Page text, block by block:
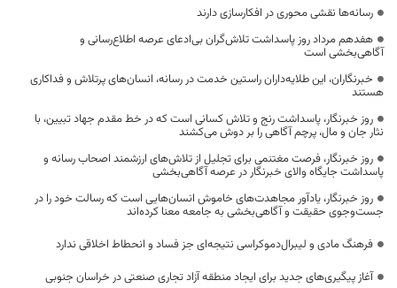
رسانه‌ها نقشی محوری در افکارسازی دارند
هفدهم مرداد روز پاسداشت تلاش‌گران بی‌ادعای عرصه اطلاع‌رسانی و
آگاهی‌بخشی است
خبرنگاران، این طلایه‌داران راستین خدمت در رسانه، انسان‌های پرتلاش و فداکاری
هستند
روز خبرنگار، پاسداشت رنج و تلاش کسانی است که در خط مقدم جهاد تبیین، با
نثار جان و مال، پرچم آگاهی را بر دوش می‌کشند
روز خبرنگار، فرصت مغتنمی برای تجلیل از تلاش‌های ارزشمند اصحاب رسانه و
پاسداشت جایگاه والای خبرنگار در عرصه آگاهی‌بخشی
روز خبرنگار، یادآور مجاهدت‌های خاموش انسان‌هایی است که رسالت خود را در
جست‌وجوی حقیقت و آگاهی‌بخشی به جامعه معنا کرده‌اند
فرهنگ مادی و لیبرال‌دموکراسی نتیجه‌ای جز فساد و انحطاط اخلاقی ندارد
آغاز پیگیری‌های جدید برای ایجاد منطقه آزاد تجاری صنعتی در خراسان جنوبی